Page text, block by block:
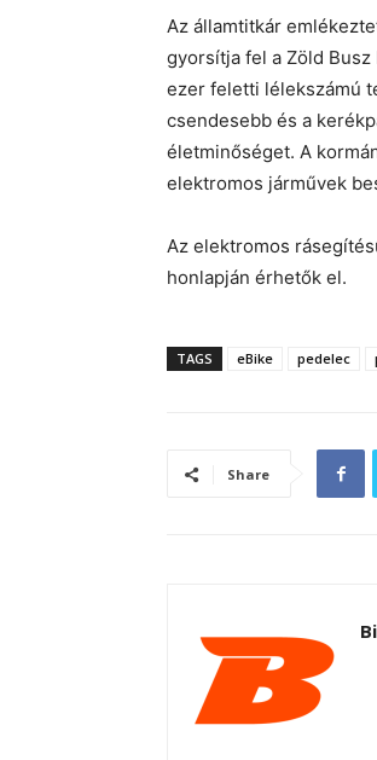
Az államtitkár
gyorsítja fel a Zöld
ezer feletti lélekszámú
csendesebb és a
életminőséget. A
elektromos járművek
Az elektromos
honlapján érhetők el.
TAGS eBike pedelec
Share